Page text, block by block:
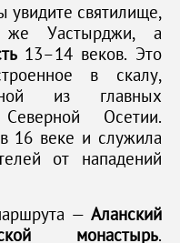
увидите святилище,
же Уастырджи, а
13–14 веков. Это
в скалу,
из главных
Северной Осетии.
16 веке и служила
от нападений
— Аланский
монастырь.